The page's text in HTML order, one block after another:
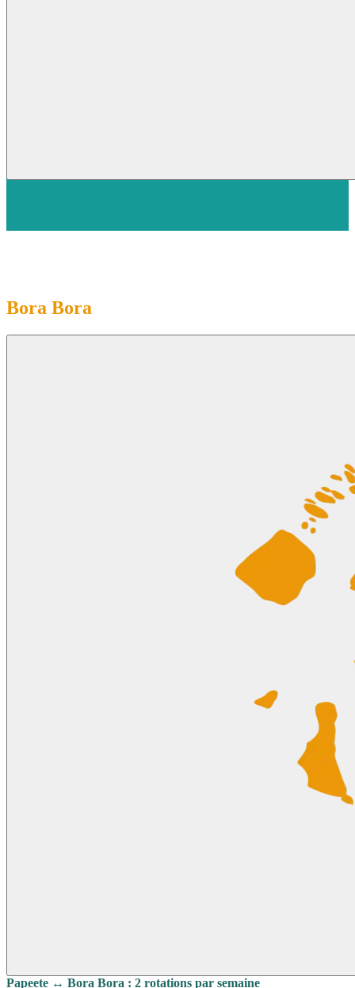
Bora Bora
Papeete ↔ Bora Bora : 2 rotations par semaine